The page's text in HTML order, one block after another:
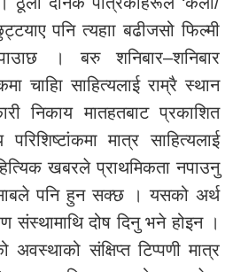
पनि त्यहाा बढीजसो फिल्मी
। बरु शनिबार–शनिबार
चाहिा साहित्यलाई राम्रै स्थान
निकाय मातहतबाट प्रकाशित
मात्र साहित्यलाई
खबरले प्राथमिकता नपाउनु
पनि हुन सक्छ । यसको अर्थ
संस्थामाथि दोष दिनु भने होइन ।
अवस्थाको संक्षिप्त टिप्पणी मात्र